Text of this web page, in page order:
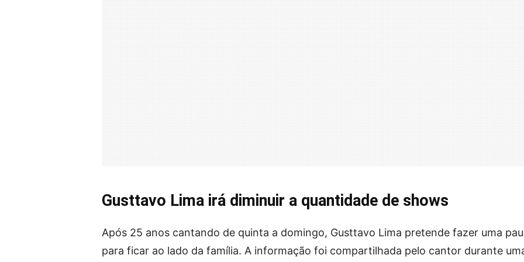
Gusttavo Lima irá diminuir a quantidade de shows
Após 25 anos cantando de quinta a domingo, Gusttavo Lima pretende fazer uma
para ficar ao lado da família. A informação foi compartilhada pelo cantor durante